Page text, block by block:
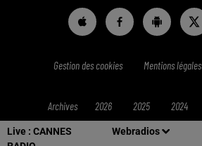
Live : CANNES
Webradios
Gestion des cookies Mentions légales
Archives 2026 2025 2024